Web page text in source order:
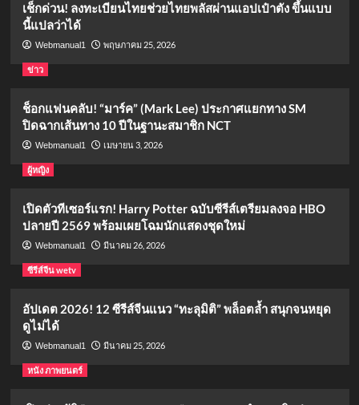
เช็กด่วน! ลงทะเบียนไทยช่วยไทยพลัสผ่านแอปเป๋าตัง ขึ้นแบบ
นี้แปลว่าได้
Webmanual1 พฤษภาคม 25, 2026
ข่าว
ช็อกแฟนคลับ! “มาร์ค” (Mark Lee) ประกาศแยกทาง SM
ปิดฉากเส้นทาง 10 ปีในฐานะสมาชิก NCT
Webmanual1 เมษายน 3, 2026
ผู้หญิง
เปิดตัวทีเซอร์แรก! Harry Potter ฉบับซีรีส์เตรียมลงจอ HBO
ปลายปี 2569 พร้อมเผยโฉมนักแสดงชุดใหม่
Webmanual1 มีนาคม 26, 2026
ซีรีส์จีน wetv
อัปเดต 2026! 12 ซีรีส์จีนแนว “ทะลุมิติ” พล็อตล้ำ สนุกจนหยุด
ดูไม่ได้
Webmanual1 มีนาคม 25, 2026
หนัง ภาพยนตร์